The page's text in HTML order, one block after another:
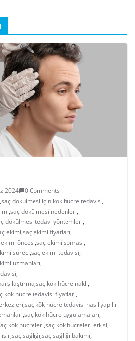
2024
0 Comments
,saç dökülmesi için kök hücre tedavisi,
,saç dökülmesi nedenleri,
dökülmesi tedavi yöntemleri,
ekimi,saç ekimi fiyatları,
öncesi,saç ekimi sonrası,
süreci,saç ekimi tedavisi,
uzmanları,
,
,saç kök hücre nakli,
kök hücre tedavisi fiyatları,
,saç kök hücre tedavisi nasıl yapılır
,saç kök hücre uygulamaları,
kök hücreleri,saç kök hücreleri etkisi,
,saç sağlığı,saç sağlığı bakımı,